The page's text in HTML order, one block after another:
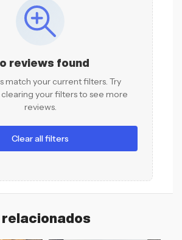
reviews found
match your current filters. Try
your filters to see more
reviews.
Clear all filters